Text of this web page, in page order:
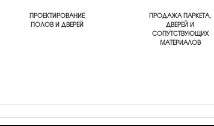
ПРОЕКТИРОВАНИЕ
ПОЛОВ И ДВЕРЕЙ
ПРОДАЖА ПАРКЕТА,
ДВЕРЕЙ И
СОПУТСТВУЮЩИХ
МАТЕРИАЛОВ